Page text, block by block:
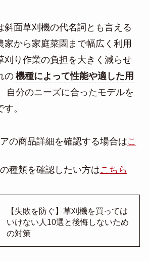
斜面草刈機の代名詞とも言える
家から家庭菜園まで幅広く利用
刈り作業の負担を大きく減らせ
の 機種によって性能や適した用
自分のニーズに合ったモデルを
。
の商品詳細を確認する場合はこ
種類を確認したい方はこちら
【失敗を防ぐ】草刈機を買っては
いけない人10選と後悔しないため
の対策